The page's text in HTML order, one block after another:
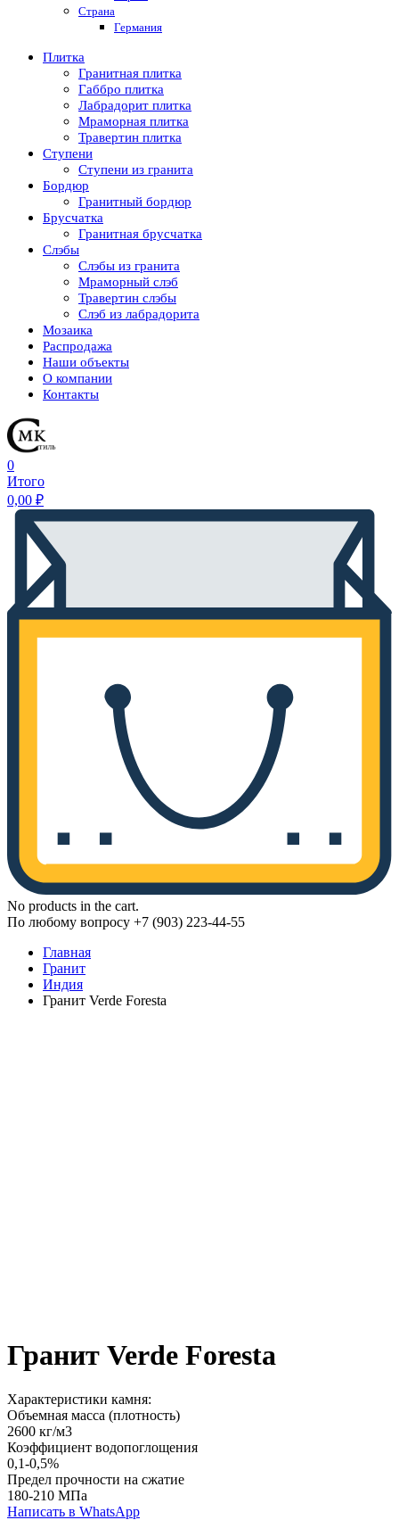
Страна
Германия
Плитка
Гранитная плитка
Габбро плитка
Лабрадорит плитка
Мраморная плитка
Травертин плитка
Ступени
Ступени из гранита
Бордюр
Гранитный бордюр
Брусчатка
Гранитная брусчатка
Слэбы
Слэбы из гранита
Мраморный слэб
Травертин слэбы
Слэб из лабрадорита
Мозаика
Распродажа
Наши объекты
О компании
Контакты
0
Итого
0,00 ₽
No products in the cart.
По любому вопросу +7 (903) 223-44-55
Главная
Гранит
Индия
Гранит Verde Foresta
Гранит Verde Foresta
Характеристики камня:
Объемная масса (плотность)
2600 кг/м3
Коэффициент водопоглощения
0,1-0,5%
Предел прочности на сжатие
180-210 МПа
Написать в WhatsApp